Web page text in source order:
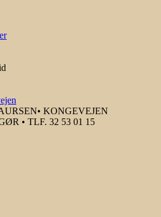
KONGEVEJEN
• TLF. 32 53 01 15